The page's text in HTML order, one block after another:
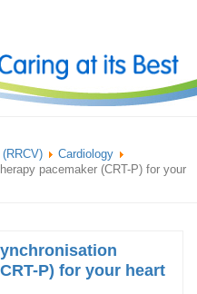
Cardiology
pacemaker (CRT-P) for your
P) for your heart